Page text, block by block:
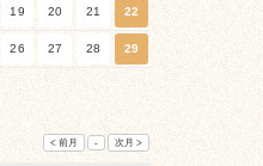
19 20 21 22
26 27 28 29